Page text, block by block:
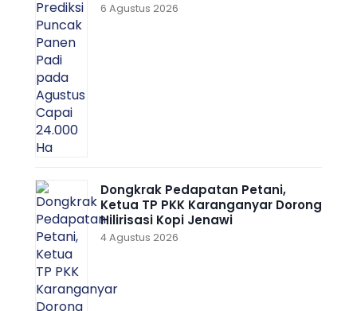
6 Agustus 2026
Dongkrak Pedapatan Petani,
Ketua TP PKK Karanganyar Dorong
Hilirisasi Kopi Jenawi
4 Agustus 2026